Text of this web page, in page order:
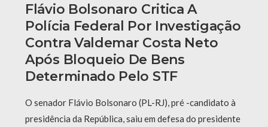
Flávio Bolsonaro Critica A
Polícia Federal Por Investigação
Contra Valdemar Costa Neto
Após Bloqueio De Bens
Determinado Pelo STF
O senador Flávio Bolsonaro (PL-RJ), pré -candidato à
presidência da República, saiu em defesa do presidente